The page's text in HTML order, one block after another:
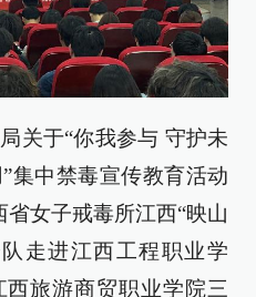
关于“你我参与 守护未
集中禁毒宣传教育活动
女子戒毒所江西“映山
走进江西工程职业学
旅游商贸职业学院三